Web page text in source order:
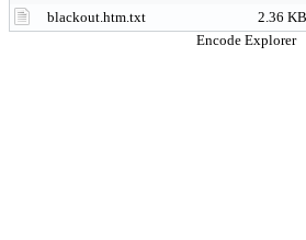
blackout.htm.txt
2.36 KB
Encode Explorer